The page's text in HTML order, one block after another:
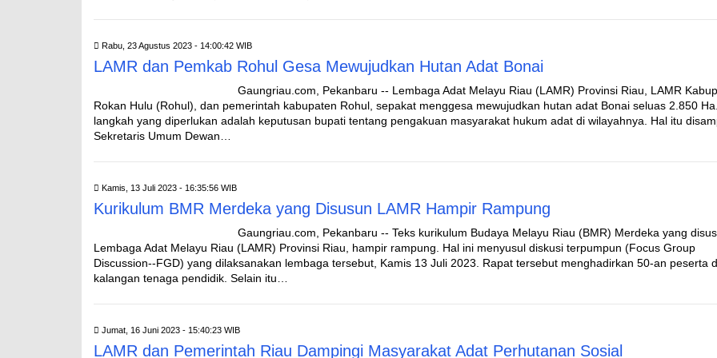
Rabu, 23 Agustus 2023 - 14:00:42 WIB
LAMR dan Pemkab Rohul Gesa Mewujudkan Hutan Adat Bonai
Gaungriau.com, Pekanbaru -- Lembaga Adat Melayu Riau (LAMR) Provinsi Riau, LAMR
Rokan Hulu (Rohul), dan pemerintah kabupaten Rohul, sepakat menggesa mewujudkan hutan adat Bonai seluas 2.850
langkah yang diperlukan adalah keputusan bupati tentang pengakuan masyarakat hukum adat di wilayahnya. Hal itu
Sekretaris Umum Dewan…
Kamis, 13 Juli 2023 - 16:35:56 WIB
Kurikulum BMR Merdeka yang Disusun LAMR Hampir Rampung
Gaungriau.com, Pekanbaru -- Teks kurikulum Budaya Melayu Riau (BMR) Merdeka yang
Lembaga Adat Melayu Riau (LAMR) Provinsi Riau, hampir rampung. Hal ini menyusul diskusi terpumpun (Focus Group
Discussion--FGD) yang dilaksanakan lembaga tersebut, Kamis 13 Juli 2023. Rapat tersebut menghadirkan 50-an peserta
kalangan tenaga pendidik. Selain itu…
Jumat, 16 Juni 2023 - 15:40:23 WIB
LAMR dan Pemerintah Riau Dampingi Masyarakat Adat Perhutanan Sosial